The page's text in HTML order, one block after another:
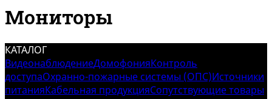
Мониторы
КАТАЛОГ
ВидеонаблюдениеДомофонияКонтроль
доступаОхранно-пожарные системы (ОПС)Источники
питанияКабельная продукцияСопутствующие товары